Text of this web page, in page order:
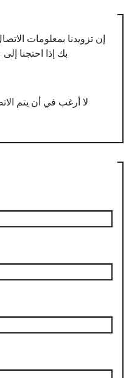
إن تزويدنا بمعلومات
بك إذا احتجنا
لا أرغب في أن يتم